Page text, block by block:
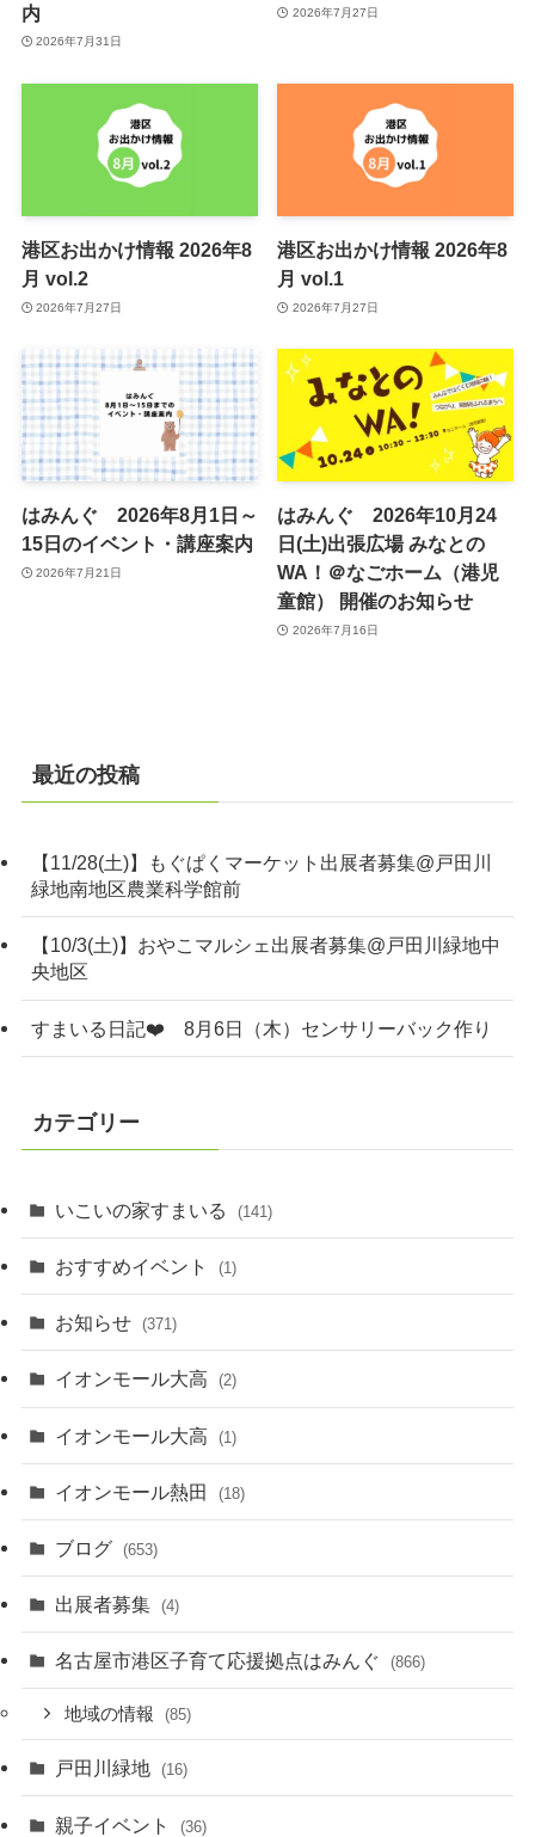
内
2026年7月31日
2026年7月27日
港区お出かけ情報 2026年8
月 vol.2
2026年7月27日
港区お出かけ情報 2026年8
月 vol.1
2026年7月27日
はみんぐ 2026年8月1日～
15日のイベント・講座案内
2026年7月21日
はみんぐ 2026年10月24
日(土)出張広場 みなとの
WA！＠なごホーム（港児
童館） 開催のお知らせ
2026年7月16日
最近の投稿
【11/28(土)】もぐぱくマーケット出展者募集@戸田川
緑地南地区農業科学館前
【10/3(土)】おやこマルシェ出展者募集@戸田川緑地中
央地区
すまいる日記❤️ 8月6日（木）センサリーバック作り
カテゴリー
いこいの家すまいる (141)
おすすめイベント (1)
お知らせ (371)
イオンモール大高 (2)
イオンモール大高 (1)
イオンモール熱田 (18)
ブログ (653)
出展者募集 (4)
名古屋市港区子育て応援拠点はみんぐ (866)
地域の情報 (85)
戸田川緑地 (16)
親子イベント (36)